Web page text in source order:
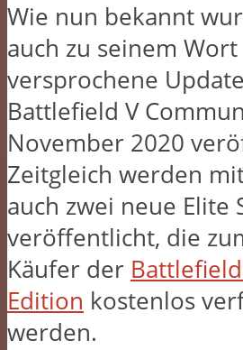
Wie nun bekannt
auch zu seinem
versprochene
Battlefield V
November 2020
Zeitgleich werden
auch zwei neue Elite
veröffentlicht, die
Käufer der
Edition kostenlos
werden.